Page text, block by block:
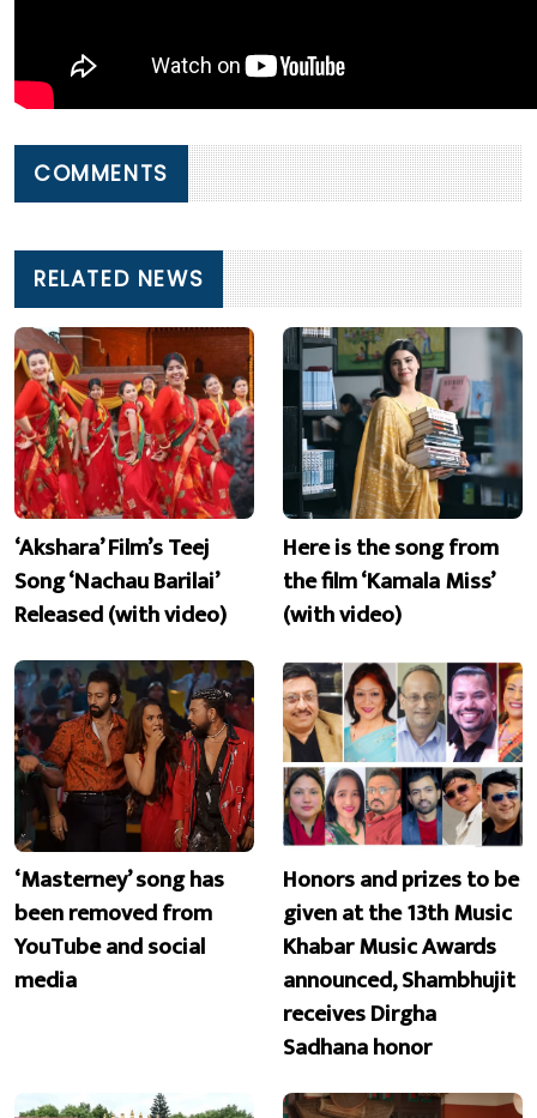
COMMENTS
RELATED NEWS
‘Akshara’ Film’s Teej
Song ‘Nachau Barilai’
Released (with video)
Here is the song from
the film ‘Kamala Miss’
(with video)
‘Masterney’ song has
been removed from
YouTube and social
media
Honors and prizes to be
given at the 13th Music
Khabar Music Awards
announced, Shambhujit
receives Dirgha
Sadhana honor